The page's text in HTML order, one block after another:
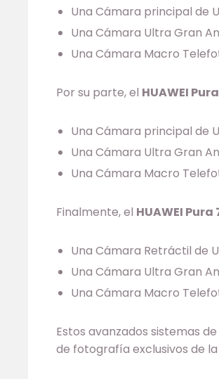
Una Cámara principal de
Una Cámara Ultra Gran
Una Cámara Macro
Por su parte, el HUAWEI
Una Cámara principal de
Una Cámara Ultra Gran
Una Cámara Macro
Finalmente, el HUAWEI
Una Cámara Retráctil de
Una Cámara Ultra Gran
Una Cámara Macro
Estos avanzados sistemas
de fotografía exclusivos de la